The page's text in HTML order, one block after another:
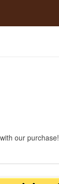
our purchase!